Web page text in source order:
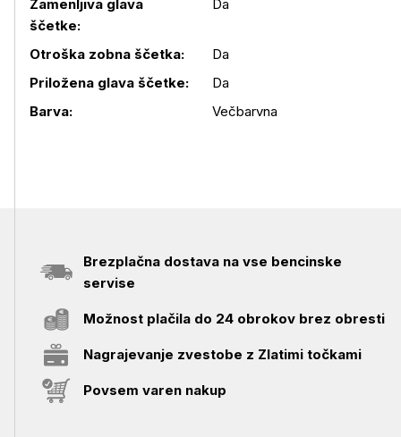
Zamenljiva glava
ščetke:
Da
Otroška zobna ščetka:
Da
Priložena glava ščetke:
Da
Barva:
Večbarvna
Brezplačna dostava na vse bencinske
servise
Možnost plačila do 24 obrokov brez obresti
Nagrajevanje zvestobe z Zlatimi točkami
Povsem varen nakup